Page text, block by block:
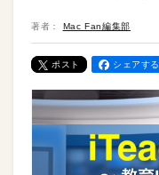
著者： Mac Fan編集部
ポスト シェアする